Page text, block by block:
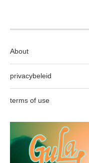
About
privacybeleid
terms of use